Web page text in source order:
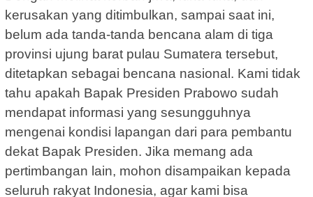
kerusakan yang ditimbulkan, sampai saat ini,
belum ada tanda-tanda bencana alam di tiga
provinsi ujung barat pulau Sumatera tersebut,
ditetapkan sebagai bencana nasional. Kami tidak
tahu apakah Bapak Presiden Prabowo sudah
mendapat informasi yang sesungguhnya
mengenai kondisi lapangan dari para pembantu
dekat Bapak Presiden. Jika memang ada
pertimbangan lain, mohon disampaikan kepada
seluruh rakyat Indonesia, agar kami bisa